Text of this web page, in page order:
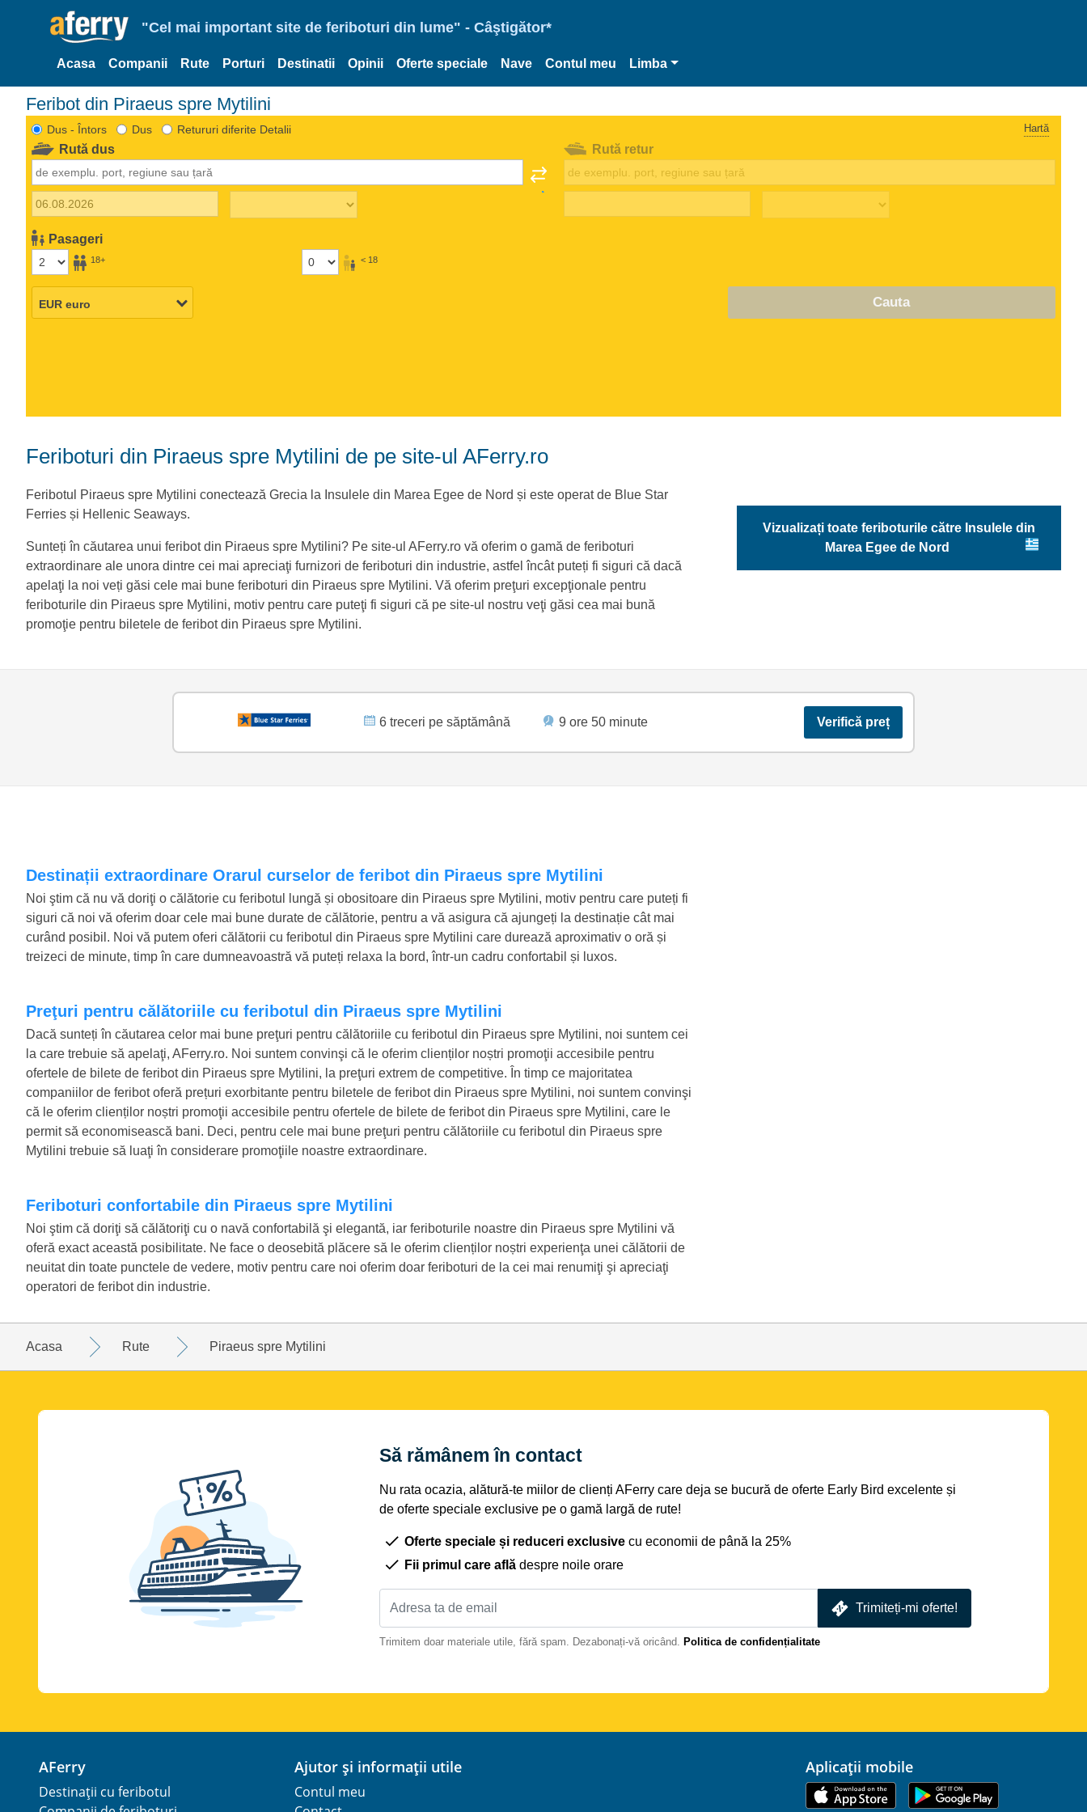
"Cel mai important site de feriboturi din lume" - Câştigător*
Acasa Companii Rute Porturi Destinatii Opinii Oferte speciale Nave Contul meu Limba
Feribot din Piraeus spre Mytilini
Dus - Întors Dus Retururi diferite Detalii Hartă
Rută dus
Pasageri
18+ < 18
Rută retur
Cauta
Feriboturi din Piraeus spre Mytilini de pe site-ul AFerry.ro
Feribotul Piraeus spre Mytilini conectează Grecia la Insulele din Marea Egee de Nord și este operat de Blue Star
Ferries și Hellenic Seaways.
Sunteți în căutarea unui feribot din Piraeus spre Mytilini? Pe site-ul AFerry.ro vă oferim o gamă de feriboturi
extraordinare ale unora dintre cei mai apreciaţi furnizori de feriboturi din industrie, astfel încât puteți fi siguri că dacă
apelaţi la noi veți găsi cele mai bune feriboturi din Piraeus spre Mytilini. Vă oferim preţuri excepţionale pentru
feriboturile din Piraeus spre Mytilini, motiv pentru care puteţi fi siguri că pe site-ul nostru veţi găsi cea mai bună
promoţie pentru biletele de feribot din Piraeus spre Mytilini.
Vizualizați toate feriboturile către Insulele din
Marea Egee de Nord
6 treceri pe săptămână 9 ore 50 minute Verifică preț
Destinații extraordinare Orarul curselor de feribot din Piraeus spre Mytilini
Noi ştim că nu vă doriţi o călătorie cu feribotul lungă și obositoare din Piraeus spre Mytilini, motiv pentru care puteți fi
siguri că noi vă oferim doar cele mai bune durate de călătorie, pentru a vă asigura că ajungeți la destinație cât mai
curând posibil. Noi vă putem oferi călătorii cu feribotul din Piraeus spre Mytilini care durează aproximativ o oră și
treizeci de minute, timp în care dumneavoastră vă puteți relaxa la bord, într-un cadru confortabil și luxos.
Preţuri pentru călătoriile cu feribotul din Piraeus spre Mytilini
Dacă sunteți în căutarea celor mai bune preţuri pentru călătoriile cu feribotul din Piraeus spre Mytilini, noi suntem cei
la care trebuie să apelaţi, AFerry.ro. Noi suntem convinşi că le oferim clienților noștri promoţii accesibile pentru
ofertele de bilete de feribot din Piraeus spre Mytilini, la preţuri extrem de competitive. În timp ce majoritatea
companiilor de feribot oferă prețuri exorbitante pentru biletele de feribot din Piraeus spre Mytilini, noi suntem convinşi
că le oferim clienților noștri promoţii accesibile pentru ofertele de bilete de feribot din Piraeus spre Mytilini, care le
permit să economisească bani. Deci, pentru cele mai bune preţuri pentru călătoriile cu feribotul din Piraeus spre
Mytilini trebuie să luaţi în considerare promoţiile noastre extraordinare.
Feriboturi confortabile din Piraeus spre Mytilini
Noi ştim că doriţi să călătoriţi cu o navă confortabilă şi elegantă, iar feriboturile noastre din Piraeus spre Mytilini vă
oferă exact această posibilitate. Ne face o deosebită plăcere să le oferim clienților noștri experienţa unei călătorii de
neuitat din toate punctele de vedere, motiv pentru care noi oferim doar feriboturi de la cei mai renumiţi şi apreciaţi
operatori de feribot din industrie.
Acasa Rute Piraeus spre Mytilini
Să rămânem în contact
Nu rata ocazia, alătură-te miilor de clienți AFerry care deja se bucură de oferte Early Bird excelente și
de oferte speciale exclusive pe o gamă largă de rute!
Oferte speciale și reduceri exclusive cu economii de până la 25%
Fii primul care află despre noile orare
Trimiteți-mi oferte!
Trimitem doar materiale utile, fără spam. Dezabonați-vă oricând. Politica de confidențialitate
AFerry
Destinații cu feribotul
Ajutor și informații utile
Contul meu
Aplicații mobile